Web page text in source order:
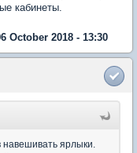
кабинеты.
October 2018 - 13:30
ярлыки.